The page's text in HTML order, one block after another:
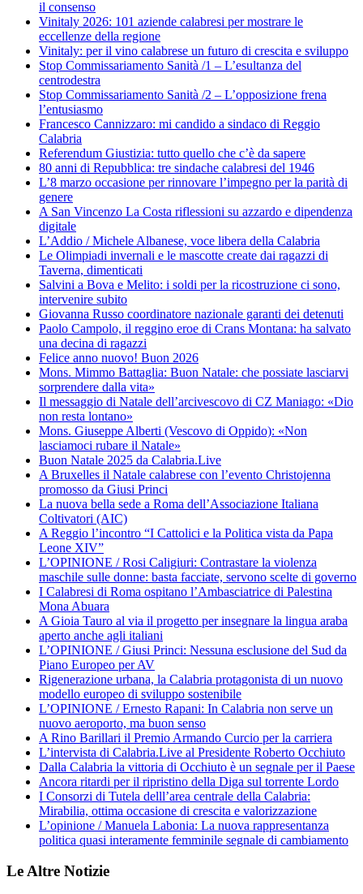
il consenso
Vinitaly 2026: 101 aziende calabresi per mostrare le
eccellenze della regione
Vinitaly: per il vino calabrese un futuro di crescita e sviluppo
Stop Commissariamento Sanità /1 – L’esultanza del
centrodestra
Stop Commissariamento Sanità /2 – L’opposizione frena
l’entusiasmo
Francesco Cannizzaro: mi candido a sindaco di Reggio
Calabria
Referendum Giustizia: tutto quello che c’è da sapere
80 anni di Repubblica: tre sindache calabresi del 1946
L’8 marzo occasione per rinnovare l’impegno per la parità di
genere
A San Vincenzo La Costa riflessioni su azzardo e dipendenza
digitale
L’Addio / Michele Albanese, voce libera della Calabria
Le Olimpiadi invernali e le mascotte create dai ragazzi di
Taverna, dimenticati
Salvini a Bova e Melito: i soldi per la ricostruzione ci sono,
intervenire subito
Giovanna Russo coordinatore nazionale garanti dei detenuti
Paolo Campolo, il reggino eroe di Crans Montana: ha salvato
una decina di ragazzi
Felice anno nuovo! Buon 2026
Mons. Mimmo Battaglia: Buon Natale: che possiate lasciarvi
sorprendere dalla vita»
Il messaggio di Natale dell’arcivescovo di CZ Maniago: «Dio
non resta lontano»
Mons. Giuseppe Alberti (Vescovo di Oppido): «Non
lasciamoci rubare il Natale»
Buon Natale 2025 da Calabria.Live
A Bruxelles il Natale calabrese con l’evento Christojenna
promosso da Giusi Princi
La nuova bella sede a Roma dell’Associazione Italiana
Coltivatori (AIC)
A Reggio l’incontro “I Cattolici e la Politica vista da Papa
Leone XIV”
L’OPINIONE / Rosi Caligiuri: Contrastare la violenza
maschile sulle donne: basta facciate, servono scelte di governo
I Calabresi di Roma ospitano l’Ambasciatrice di Palestina
Mona Abuara
A Gioia Tauro al via il progetto per insegnare la lingua araba
aperto anche agli italiani
L’OPINIONE / Giusi Princi: Nessuna esclusione del Sud da
Piano Europeo per AV
Rigenerazione urbana, la Calabria protagonista di un nuovo
modello europeo di sviluppo sostenibile
L’OPINIONE / Ernesto Rapani: In Calabria non serve un
nuovo aeroporto, ma buon senso
A Rino Barillari il Premio Armando Curcio per la carriera
L’intervista di Calabria.Live al Presidente Roberto Occhiuto
Dalla Calabria la vittoria di Occhiuto è un segnale per il Paese
Ancora ritardi per il ripristino della Diga sul torrente Lordo
I Consorzi di Tutela delll’area centrale della Calabria:
Mirabilia, ottima occasione di crescita e valorizzazione
L’opinione / Manuela Labonia: La nuova rappresentanza
politica quasi interamente femminile segnale di cambiamento
Le Altre Notizie